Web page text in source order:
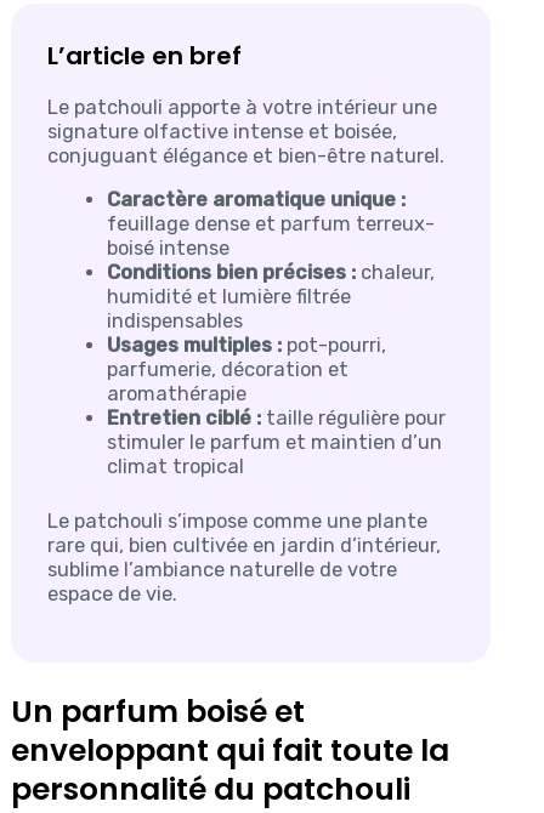
L’article en bref
Le patchouli apporte à votre intérieur une
signature olfactive intense et boisée,
conjuguant élégance et bien-être naturel.
Caractère aromatique unique :
feuillage dense et parfum terreux-
boisé intense
Conditions bien précises : chaleur,
humidité et lumière filtrée
indispensables
Usages multiples : pot-pourri,
parfumerie, décoration et
aromathérapie
Entretien ciblé : taille régulière pour
stimuler le parfum et maintien d’un
climat tropical
Le patchouli s’impose comme une plante
rare qui, bien cultivée en jardin d’intérieur,
sublime l’ambiance naturelle de votre
espace de vie.
Un parfum boisé et
enveloppant qui fait toute la
personnalité du patchouli